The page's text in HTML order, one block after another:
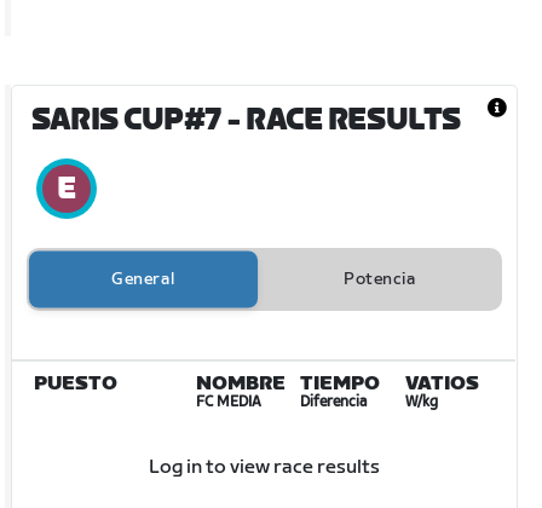
SARIS CUP#7- RACE RESULTS
General Potencia
PUESTO NOMBRE
FC MEDIA
TIEMPO
Diferencia
VATIOS
W/kg
Log in to view race results